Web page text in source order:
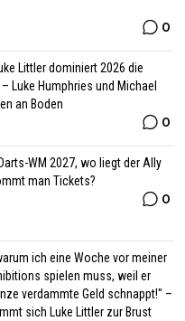
0
Littler dominiert 2026 die
Luke Humphries und Michael
an Boden
0
WM 2027, wo liegt der Ally
man Tickets?
0
ich eine Woche vor meiner
spielen muss, weil er
verdammte Geld schnappt!" –
sich Luke Littler zur Brust